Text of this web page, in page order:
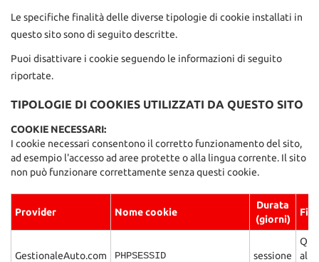
Le specifiche finalità delle diverse tipologie di cookie installati in
questo sito sono di seguito descritte.
Puoi disattivare i cookie seguendo le informazioni di seguito
riportate.
TIPOLOGIE DI COOKIES UTILIZZATI DA QUESTO SITO
COOKIE NECESSARI:
I cookie necessari consentono il corretto funzionamento del sito,
ad esempio l'accesso ad aree protette o alla lingua corrente. Il sito
non può funzionare correttamente senza questi cookie.
Provider Nome cookie
Durata
(giorni)
GestionaleAuto.com PHPSESSID sessione
allo
questi
strumenti
di
tracciamento
rimanda
alla
cookie
policy.
Puoi
rivedere
e
le
tue
qualsiasi